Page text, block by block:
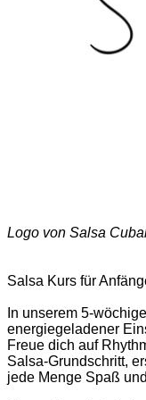
Logo von Salsa
Salsa Kurs für
In unserem 5-
energiegeladener
Freue dich auf
Salsa-Grundschritt,
jede Menge Spaß